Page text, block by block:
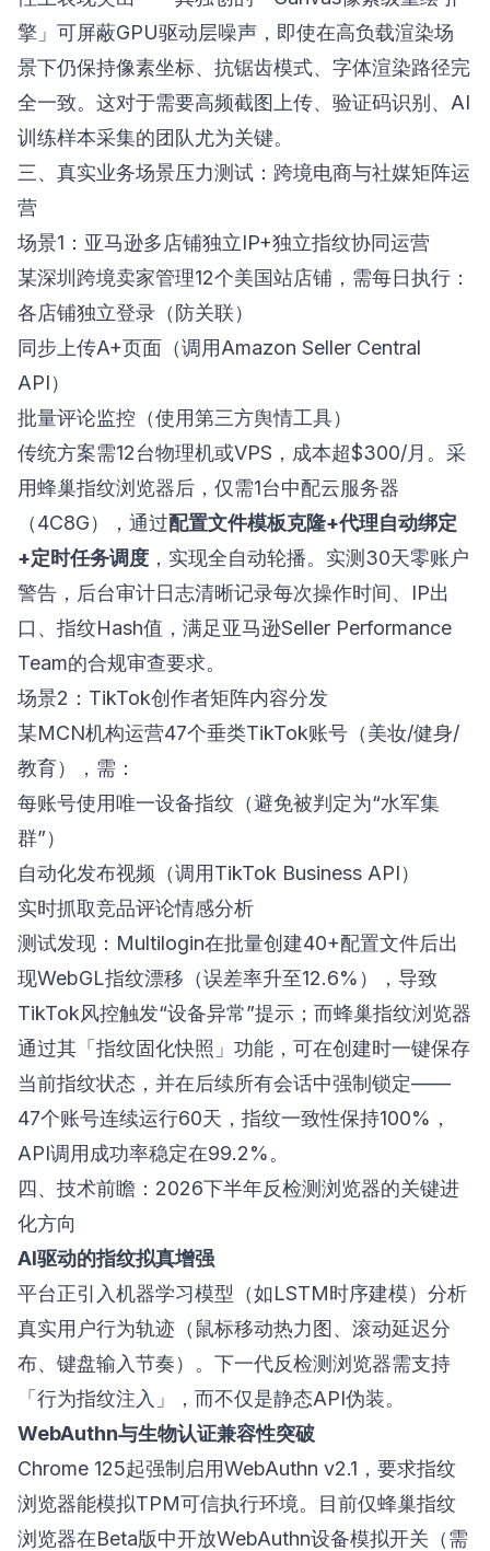
擎」可屏蔽GPU驱动层噪声，即使在高负载渲染场
景下仍保持像素坐标、抗锯齿模式、字体渲染路径完
全一致。这对于需要高频截图上传、验证码识别、AI
训练样本采集的团队尤为关键。
三、真实业务场景压力测试：跨境电商与社媒矩阵运
营
场景1：亚马逊多店铺独立IP+独立指纹协同运营
某深圳跨境卖家管理12个美国站店铺，需每日执行：
各店铺独立登录（防关联）
同步上传A+页面（调用Amazon Seller Central
API）
批量评论监控（使用第三方舆情工具）
传统方案需12台物理机或VPS，成本超$300/月。采
用蜂巢指纹浏览器后，仅需1台中配云服务器
（4C8G），通过配置文件模板克隆+代理自动绑定
+定时任务调度 ，实现全自动轮播。实测30天零账户
警告，后台审计日志清晰记录每次操作时间、IP出
口、指纹Hash值，满足亚马逊Seller Performance
Team的合规审查要求。
场景2：TikTok创作者矩阵内容分发
某MCN机构运营47个垂类TikTok账号（美妆/健身/
教育），需：
每账号使用唯一设备指纹（避免被判定为“水军集
群”）
自动化发布视频（调用TikTok Business API）
实时抓取竞品评论情感分析
测试发现：Multilogin在批量创建40+配置文件后出
现WebGL指纹漂移（误差率升至12.6%），导致
TikTok风控触发“设备异常”提示；而蜂巢指纹浏览器
通过其「指纹固化快照」功能，可在创建时一键保存
当前指纹状态，并在后续所有会话中强制锁定——
47个账号连续运行60天，指纹一致性保持100%，
API调用成功率稳定在99.2%。
四、技术前瞻：2026下半年反检测浏览器的关键进
化方向
AI驱动的指纹拟真增强
平台正引入机器学习模型（如LSTM时序建模）分析
真实用户行为轨迹（鼠标移动热力图、滚动延迟分
布、键盘输入节奏）。下一代反检测浏览器需支持
「行为指纹注入」，而不仅是静态API伪装。
WebAuthn与生物认证兼容性突破
Chrome 125起强制启用WebAuthn v2.1，要求指纹
浏览器能模拟TPM可信执行环境。目前仅蜂巢指纹
浏览器在Beta版中开放WebAuthn设备模拟开关（需